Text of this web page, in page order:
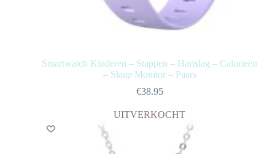
Smartwatch Kinderen – Stappen – Hartslag – Calorieën
– Slaap Monitor – Paars
€38.95
UITVERKOCHT